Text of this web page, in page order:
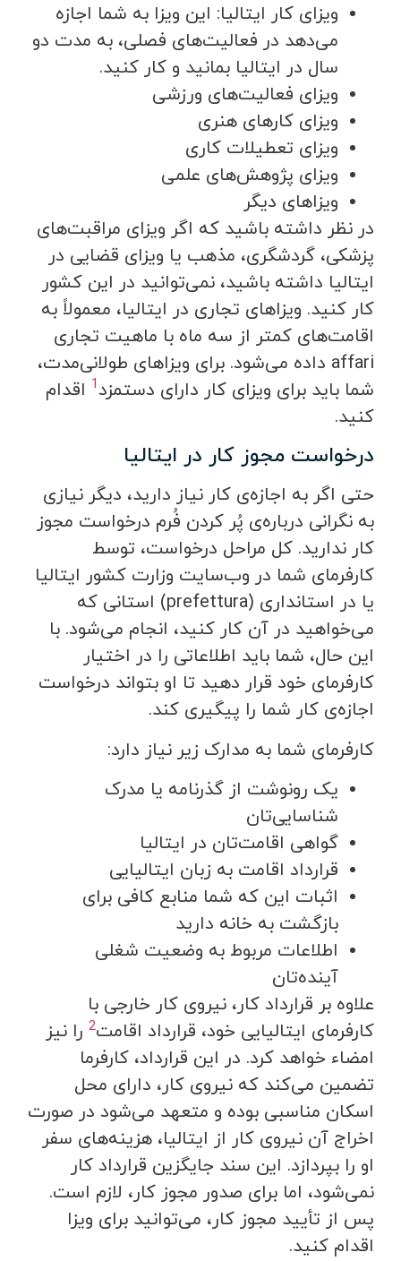
ویزای کار ایتالیا: این ویزا به شما اجازه
می‌دهد در فعالیت‌های فصلی، به مدت دو
سال در ایتالیا بمانید و کار کنید.
ویزای فعالیت‌های ورزشی
ویزای کارهای هنری
ویزای تعطیلات کاری
ویزای پژوهش‌های علمی
ویزاهای دیگر
در نظر داشته باشید که اگر ویزای مراقبت‌های
پزشکی، گردشگری، مذهب یا ویزای قضایی در
ایتالیا داشته باشید، نمی‌توانید در این کشور
کار کنید. ویزاهای تجاری در ایتالیا، معمولاً به
اقامت‌های کمتر از سه ماه با ماهیت تجاری
affari داده می‌شود. برای ویزاهای طولانی‌مدت،
شما باید برای ویزای کار دارای دستمزد1 اقدام
کنید.
درخواست مجوز کار در ایتالیا
حتی اگر به اجازه‌ی کار نیاز دارید، دیگر نیازی
به نگرانی درباره‌ی پُر کردن فُرم درخواست مجوز
کار ندارید. کل مراحل درخواست، توسط
کارفرمای شما در وب‌سایت وزارت کشور ایتالیا
یا در استانداری (prefettura) استانی که
می‌خواهید در آن کار کنید، انجام می‌شود. با
این حال، شما باید اطلاعاتی را در اختیار
کارفرمای خود قرار دهید تا او بتواند درخواست
اجازه‌ی کار شما را پیگیری کند.
کارفرمای شما به مدارک زیر نیاز دارد:
یک رونوشت از گذرنامه یا مدرک
شناسایی‌تان
گواهی اقامت‌تان در ایتالیا
قرارداد اقامت به زبان ایتالیایی
اثبات این که شما منابع کافی برای
بازگشت به خانه دارید
اطلاعات مربوط به وضعیت شغلی
آینده‌تان
علاوه بر قرارداد کار، نیروی کار خارجی با
کارفرمای ایتالیایی خود، قرارداد اقامت2 را نیز
امضاء خواهد کرد. در این قرارداد، کارفرما
تضمین می‌کند که نیروی کار، دارای محل
اسکان مناسبی بوده و متعهد می‌شود در صورت
اخراج آن نیروی کار از ایتالیا، هزینه‌های سفر
او را بپردازد. این سند جایگزین قرارداد کار
نمی‌شود، اما برای صدور مجوز کار، لازم است.
پس از تأیید مجوز کار، می‌توانید برای ویزا
اقدام کنید.